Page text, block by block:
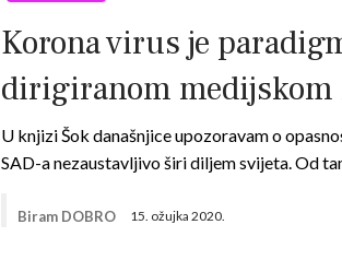
Korona virus je
dirigiranom
U knjizi Šok današnjice upozoravam o
SAD-a nezaustavljivo širi diljem svijeta. Od
Biram DOBRO 15. ožujka 2020.